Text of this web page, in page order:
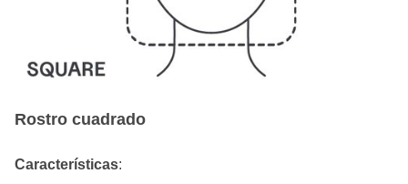
Rostro cuadrado
Características: